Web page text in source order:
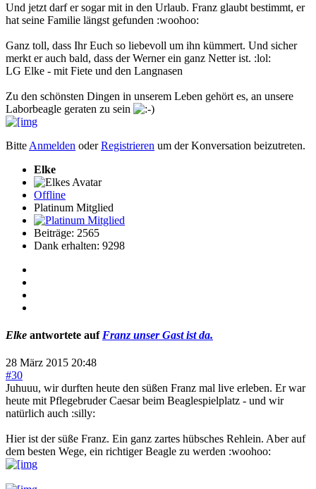
Und jetzt darf er sogar mit in den Urlaub. Franz glaubt bestimmt, er
hat seine Familie längst gefunden :woohoo:
Ganz toll, dass Ihr Euch so liebevoll um ihn kümmert. Und sicher
merkt er auch bald, dass der Werner ein ganz Netter ist. :lol:
LG Elke - mit Fiete und den Langnasen
Zu den schönsten Dingen in unserem Leben gehört es, an unsere
Laborbeagle geraten zu sein
Bitte Anmelden oderRegistrieren um der Konversation beizutreten.
Elke
Offline
Platinum Mitglied
Beiträge: 2565
Dank erhalten: 9298
Elke antwortete auf Franz unser Gast ist da.
28 März 2015 20:48
#30
Juhuuu, wir durften heute den süßen Franz mal live erleben. Er war
heute mit Pflegebruder Caesar beim Beaglespielplatz - und wir
natürlich auch :silly:
Hier ist der süße Franz. Ein ganz zartes hübsches Rehlein. Aber auf
dem besten Wege, ein richtiger Beagle zu werden :woohoo: